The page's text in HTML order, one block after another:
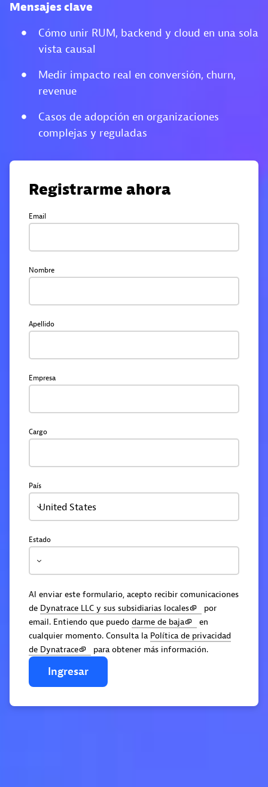
Mensajes clave
Cómo unir RUM, backend y cloud en una sola
vista causal
Medir impacto real en conversión, churn,
revenue
Casos de adopción en organizaciones
complejas y reguladas
Registrarme ahora
Email
Nombre
Apellido
Empresa
Cargo
País
United States
Estado
Al enviar este formulario, acepto recibir comunicaciones
de Dynatrace LLC y sus subsidiarias locales
por
email. Entiendo que puedo darme de baja
en
cualquier momento. Consulta la Política de privacidad
de Dynatrace
para obtener más información.
Ingresar